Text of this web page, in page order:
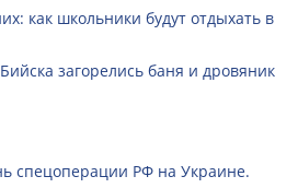
как школьники будут отдыхать в
загорелись баня и дровяник
спецоперации РФ на Украине.